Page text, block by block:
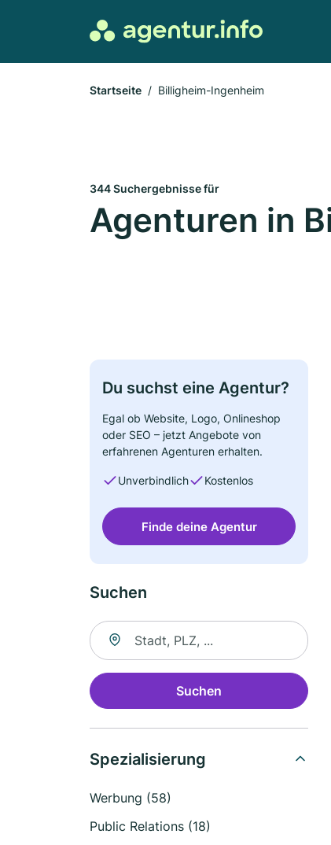
Startseite Billigheim-Ingenheim
344 Suchergebnisse für
Agenturen in
Du suchst eine Agentur?
Egal ob Website, Logo, Onlineshop
oder SEO – jetzt Angebote von
erfahrenen Agenturen erhalten.
Unverbindlich Kostenlos
Finde deine Agentur
Suchen
Suche nach Ort
Suchen
Spezialisierung
Werbung (58)
Public Relations (18)